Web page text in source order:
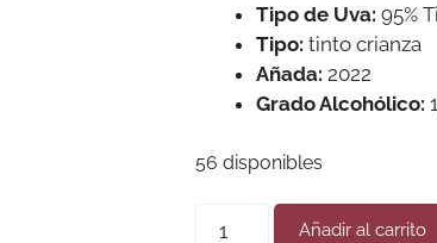
Tipo de Uva: 95%
Tipo: tinto crianza
Añada: 2022
Grado Alcohólico:
56 disponibles
Añadir al carrito